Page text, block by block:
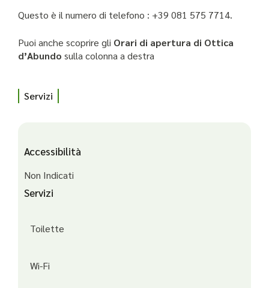
Questo è il numero di telefono : +39 081 575 7714.
Puoi anche scoprire gli Orari di apertura di Ottica
d’Abundo sulla colonna a destra
Servizi
Accessibilità
Non Indicati
Servizi
Toilette
Wi-Fi